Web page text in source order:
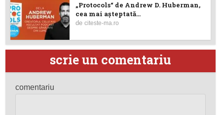
„Protocols“ de Andrew D. Huberman,
cea mai așteptată...
deciteste-ma.ro
scrie un comentariu
comentariu